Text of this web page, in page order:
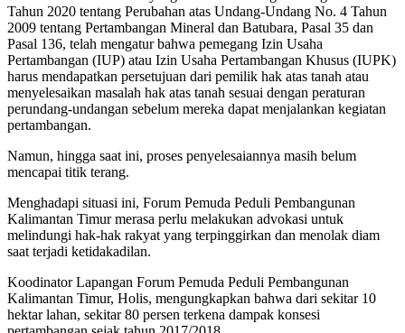
Tahun 2020 tentang Perubahan atas Undang-Undang No. 4 Tahun
2009 tentang Pertambangan Mineral dan Batubara, Pasal 35 dan
Pasal 136, telah mengatur bahwa pemegang Izin Usaha
Pertambangan (IUP) atau Izin Usaha Pertambangan Khusus (IUPK)
harus mendapatkan persetujuan dari pemilik hak atas tanah atau
menyelesaikan masalah hak atas tanah sesuai dengan peraturan
perundang-undangan sebelum mereka dapat menjalankan kegiatan
pertambangan.
Namun, hingga saat ini, proses penyelesaiannya masih belum
mencapai titik terang.
Menghadapi situasi ini, Forum Pemuda Peduli Pembangunan
Kalimantan Timur merasa perlu melakukan advokasi untuk
melindungi hak-hak rakyat yang terpinggirkan dan menolak diam
saat terjadi ketidakadilan.
Koodinator Lapangan Forum Pemuda Peduli Pembangunan
Kalimantan Timur, Holis, mengungkapkan bahwa dari sekitar 10
hektar lahan, sekitar 80 persen terkena dampak konsesi